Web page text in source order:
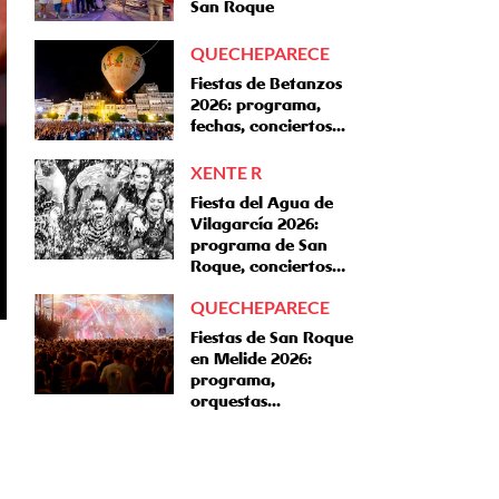
San Roque
QUECHEPARECE
Fiestas de Betanzos
2026: programa,
fechas, conciertos...
XENTE R
Fiesta del Agua de
Vilagarcía 2026:
programa de San
Roque, conciertos…
QUECHEPARECE
Fiestas de San Roque
en Melide 2026:
programa,
orquestas...